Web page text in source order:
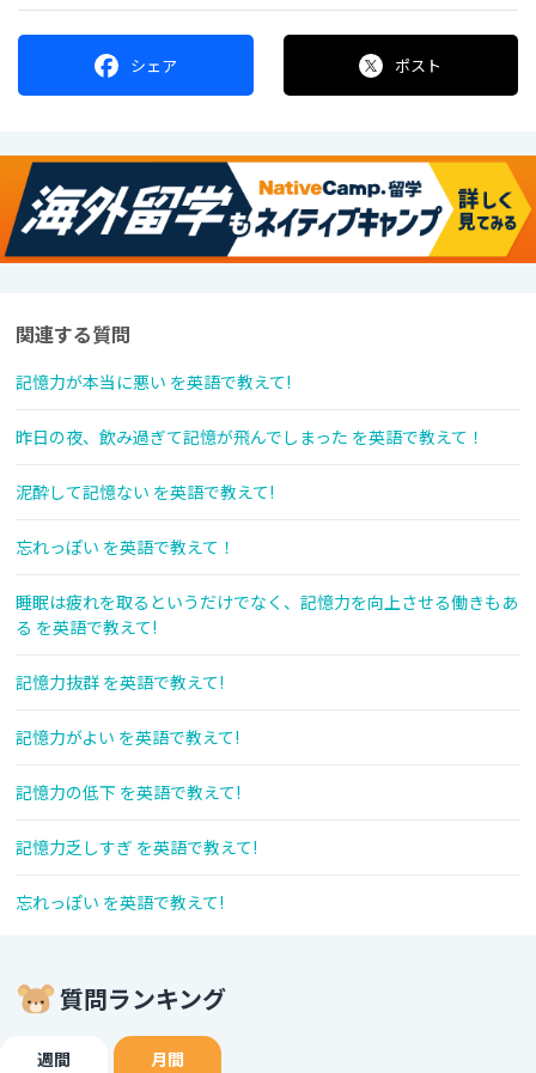
シェア ポスト
関連する質問
記憶力が本当に悪い を英語で教えて!
昨日の夜、飲み過ぎて記憶が飛んでしまった を英語で教えて！
泥酔して記憶ない を英語で教えて!
忘れっぽい を英語で教えて！
睡眠は疲れを取るというだけでなく、記憶力を向上させる働きもあ
る を英語で教えて!
記憶力抜群 を英語で教えて!
記憶力がよい を英語で教えて!
記憶力の低下 を英語で教えて!
記憶力乏しすぎ を英語で教えて!
忘れっぽい を英語で教えて!
質問ランキング
週間 月間